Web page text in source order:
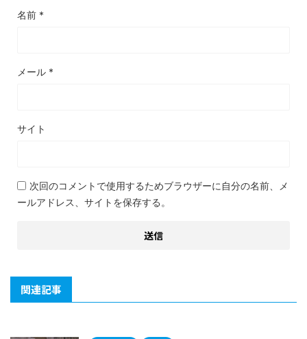
名前 *
メール *
サイト
次回のコメントで使用するためブラウザーに自分の名前、メ
ールアドレス、サイトを保存する。
関連記事